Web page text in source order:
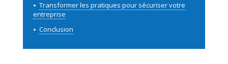
Transformer les pratiques pour sécuriser votre
entreprise
Conclusion